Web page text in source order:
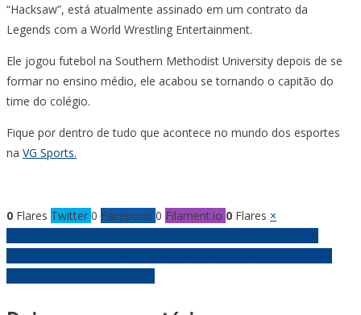
“Hacksaw”, está atualmente assinado em um contrato da
Legends com a World Wrestling Entertainment.
Ele jogou futebol na Southern Methodist University depois de se
formar no ensino médio, ele acabou se tornando o capitão do
time do colégio.
Fique por dentro de tudo que acontece no mundo dos esportes
na VG Sports.
0 Flares Twitter 0 Facebook 0 Filament.io 0 Flares ×
Navegação
de